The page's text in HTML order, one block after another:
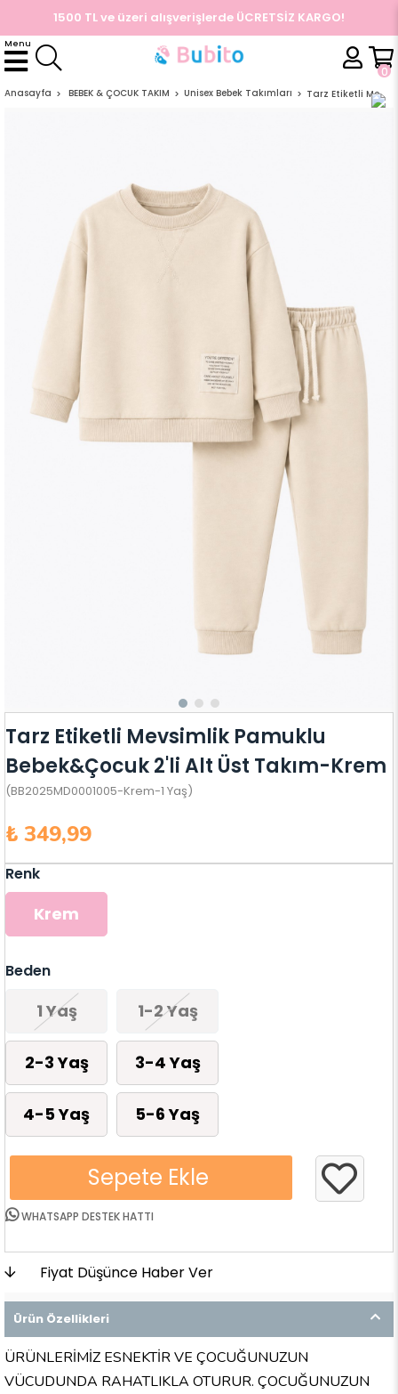
KARGO! Aynı Gün Kargo
0
Menu
ÜYE OL
Facebook İle Bağlan
Google İle Bağlan
Anasayfa BEBEK & ÇOCUK TAKIM Unisex Bebek Takımları Tarz Etiketli Mevsimlik Pamuklu Bebek&Çocuk 2'li Alt Üst Takım-Krem
Tarz Etiketli Mevsimlik Pamuklu
Bebek&Çocuk 2'li Alt Üst Takım-Krem
(BB2025MD0001005-Krem-1 Yaş)
₺ 349,99
Renk
Krem
Beden
1 Yaş 1-2 Yaş
2-3 Yaş 3-4 Yaş
4-5 Yaş 5-6 Yaş
WHATSAPP DESTEK HATTI
Fiyat Düşünce Haber Ver
Ürün Özellikleri
ÜRÜNLERİMİZ ESNEKTİR VE ÇOCUĞUNUZUN
VÜCUDUNDA RAHATLIKLA OTURUR. ÇOCUĞUNUZUN